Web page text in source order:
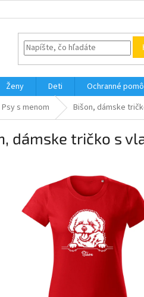
Ženy Deti Ochranné
Psy s menom Bišon, dámske
dámske tričko s